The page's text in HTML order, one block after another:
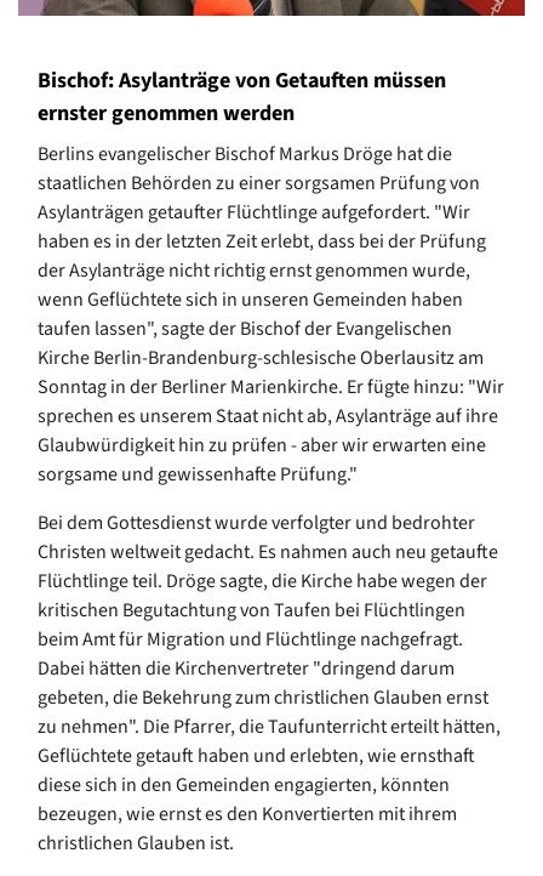
Bischof: Asylanträge von Getauften müssen
ernster genommen werden
Berlins evangelischer Bischof Markus Dröge hat die
staatlichen Behörden zu einer sorgsamen Prüfung von
Asylanträgen getaufter Flüchtlinge aufgefordert. "Wir
haben es in der letzten Zeit erlebt, dass bei der Prüfung
der Asylanträge nicht richtig ernst genommen wurde,
wenn Geflüchtete sich in unseren Gemeinden haben
taufen lassen", sagte der Bischof der Evangelischen
Kirche Berlin-Brandenburg-schlesische Oberlausitz am
Sonntag in der Berliner Marienkirche. Er fügte hinzu: "Wir
sprechen es unserem Staat nicht ab, Asylanträge auf ihre
Glaubwürdigkeit hin zu prüfen - aber wir erwarten eine
sorgsame und gewissenhafte Prüfung."
Bei dem Gottesdienst wurde verfolgter und bedrohter
Christen weltweit gedacht. Es nahmen auch neu getaufte
Flüchtlinge teil. Dröge sagte, die Kirche habe wegen der
kritischen Begutachtung von Taufen bei Flüchtlingen
beim Amt für Migration und Flüchtlinge nachgefragt.
Dabei hätten die Kirchenvertreter "dringend darum
gebeten, die Bekehrung zum christlichen Glauben ernst
zu nehmen". Die Pfarrer, die Taufunterricht erteilt hätten,
Geflüchtete getauft haben und erlebten, wie ernsthaft
diese sich in den Gemeinden engagierten, könnten
bezeugen, wie ernst es den Konvertierten mit ihrem
christlichen Glauben ist.